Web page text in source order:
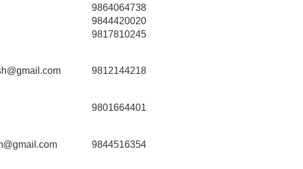
9864064738
9844420020
9817810245
9812144218
9801664401
9844516354